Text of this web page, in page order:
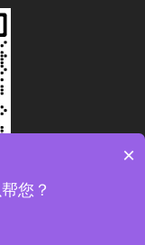
×
您？